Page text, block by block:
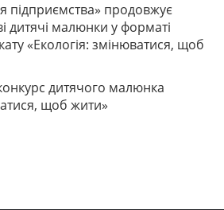
підприємства» продовжує
дитячі малюнки у форматі
«Екологія: змінюватися, щоб
дитячого малюнка
щоб жити»